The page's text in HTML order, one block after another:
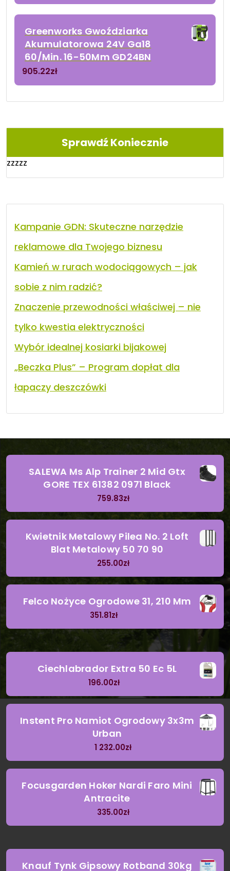
Greenworks Gwoździarka
Akumulatorowa 24V Ga18
60/Min. 16-50Mm GD24BN
905.22zł
Sprawdź Koniecznie
zzzzz
Kampanie GDN: Skuteczne narzędzie
reklamowe dla Twojego biznesu
Kamień w rurach wodociągowych – jak
sobie z nim radzić?
Znaczenie przewodności właściwej – nie
tylko kwestia elektryczności
Wybór idealnej kosiarki bijakowej
„Beczka Plus” – Program dopłat dla
łapaczy deszczówki
SALEWA Ms Alp Trainer 2 Mid Gtx
GORE TEX 61382 0971 Black
759.83zł
Kwietnik Metalowy Pilea No. 2 Loft
Blat Metalowy 50 70 90
255.00zł
Felco Nożyce Ogrodowe 31, 210 Mm
351.81zł
Ciechlabrador Extra 50 Ec 5L
196.00zł
Instent Pro Namiot Ogrodowy 3x3m
Urban
1 232.00zł
Focusgarden Hoker Nardi Faro Mini
Antracite
335.00zł
Knauf Tynk Gipsowy Rotband 30kg